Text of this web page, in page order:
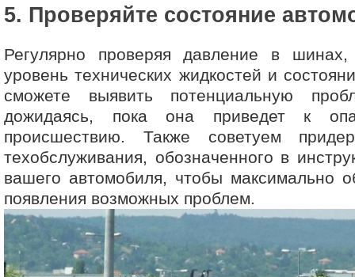
5. Проверяйте состояние
Регулярно проверяя давление в шинах,
уровень технических жидкостей и
сможете выявить потенциальную
дожидаясь, пока она приведет к
происшествию. Также советуем
техобслуживания, обозначенного в
вашего автомобиля, чтобы максимально
появления возможных проблем.